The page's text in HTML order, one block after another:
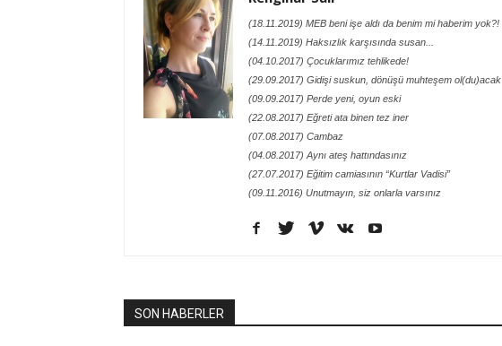
(18.11.2019) MEB beni işe aldı da benim mi haberim yok?!
(14.11.2019) Haksızlık karşısında susan...
(04.10.2017) Çocuklarımız tehlikede!
(29.09.2017) Gidişi suskun, dönüşü muhteşem ol(du)acak
(09.09.2017) Perde yeni, oyun eski
(22.08.2017) Eğreti ata binen tez iner
(07.08.2017) Cambaz
(04.08.2017) Aynı ateş hattındasınız
(27.07.2017) Eğitim camiasının “Kurtlar Vadisi”
(09.11.2016) Unutmayın, siz onlarla varsınız
SON HABERLER